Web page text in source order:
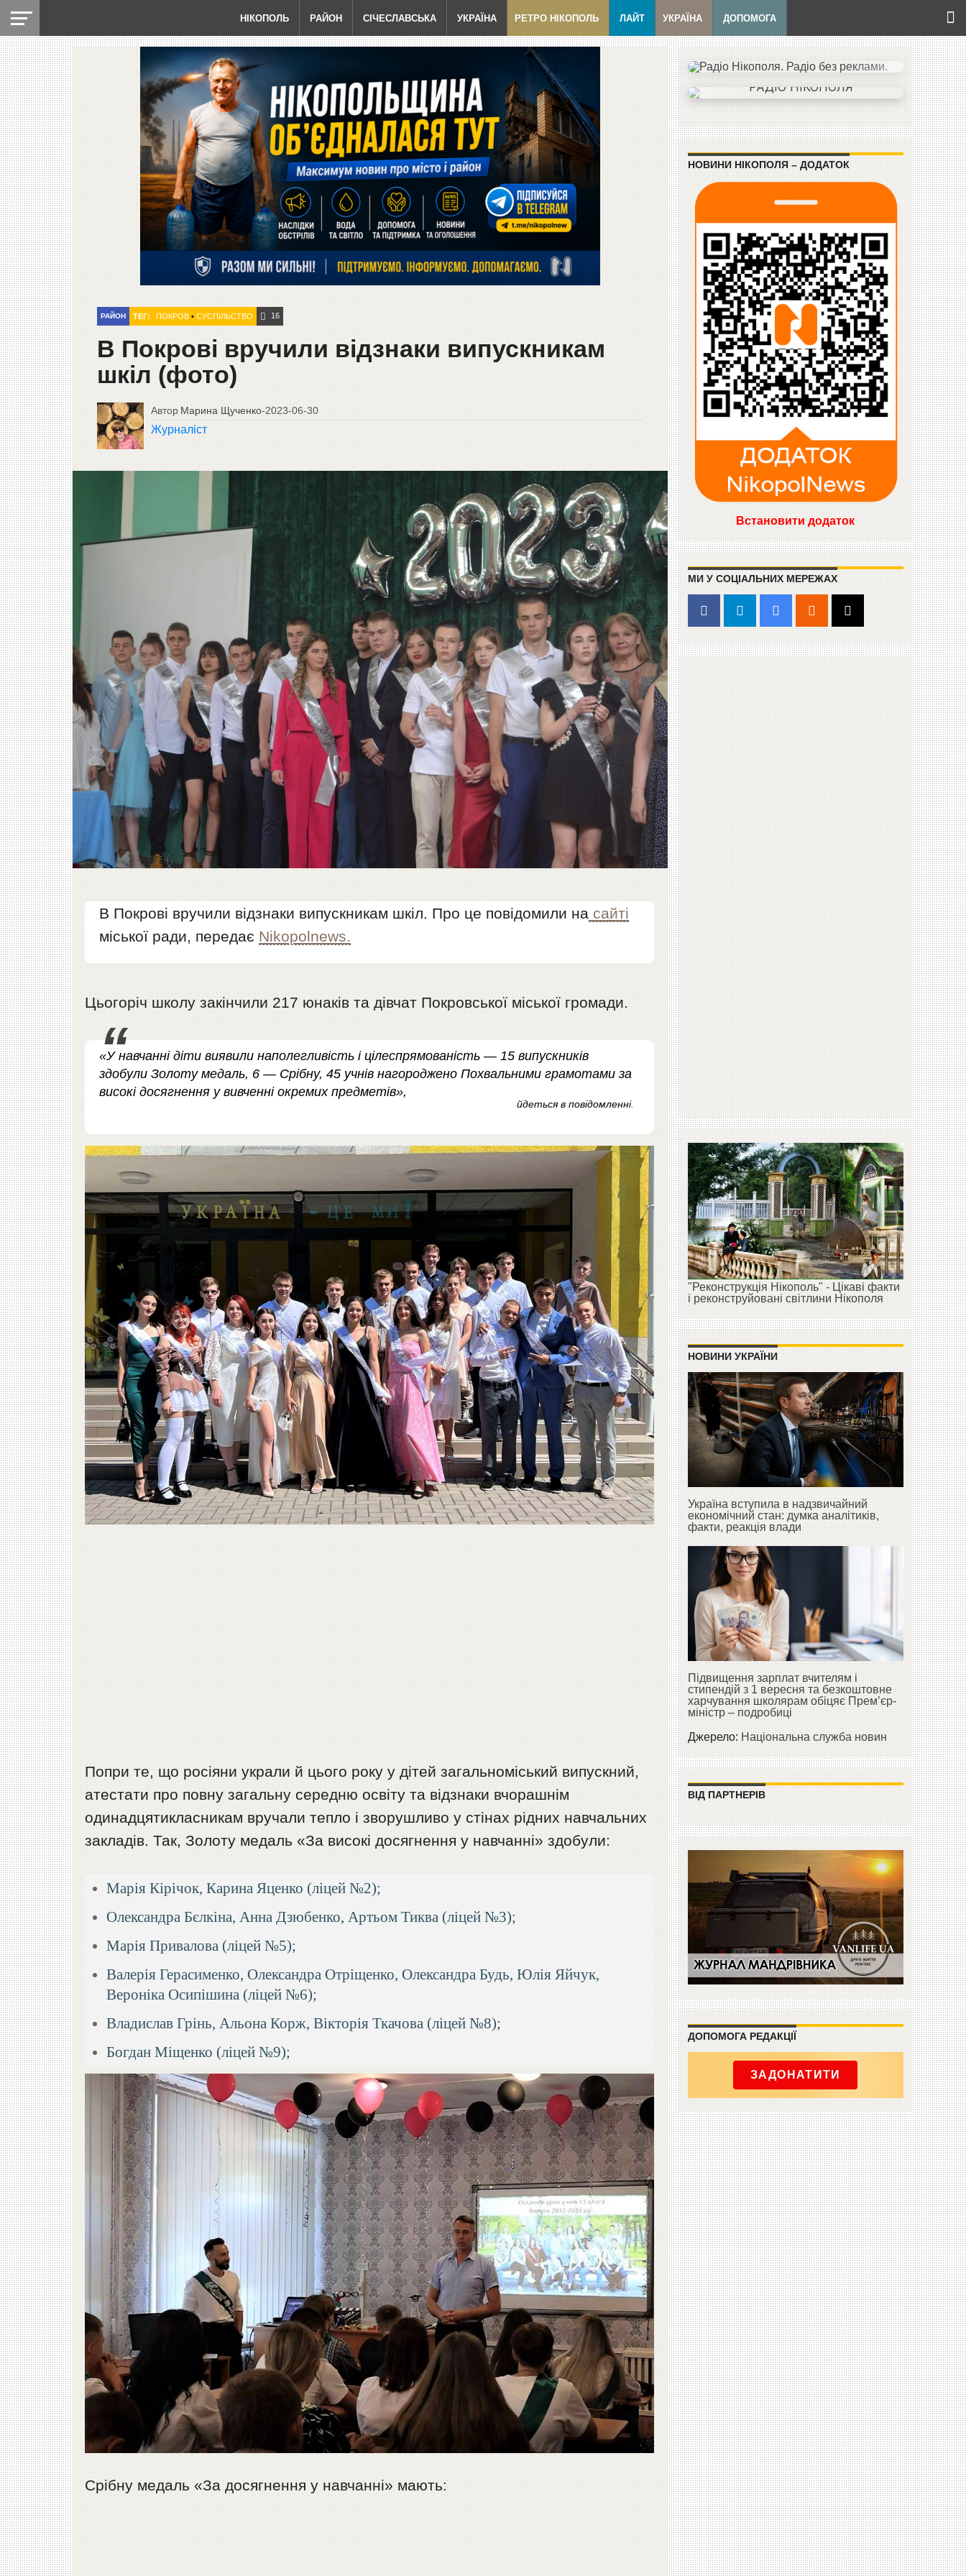
НІКОПОЛЬ РАЙОН СІЧЕСЛАВСЬКА УКРАЇНА РЕТРО НІКОПОЛЬ ЛАЙТ УКРАЇНА ДОПОМОГА
РАЙОН ТЕГ: ПОКРОВ• СУСПІЛЬСТВО 16
В Покрові вручили відзнаки випускникам
шкіл (фото)
Автор Марина Щученко-2023-06-30
Журналіст
В Покрові вручили відзнаки випускникам шкіл. Про це повідомили на сайті
міської ради, передає Nikopolnews.
Цьогоріч школу закінчили 217 юнаків та дівчат Покровської міської громади.
«У навчанні діти виявили наполегливість і цілеспрямованість — 15 випускників
здобули Золоту медаль, 6 — Срібну, 45 учнів нагороджено Похвальними грамотами за
високі досягнення у вивченні окремих предметів»,
йдеться в повідомленні.
Попри те, що росіяни украли й цього року у дітей загальноміський випускний,
атестати про повну загальну середню освіту та відзнаки вчорашнім
одинадцятикласникам вручали тепло і зворушливо у стінах рідних навчальних
закладів. Так, Золоту медаль «За високі досягнення у навчанні» здобули:
Марія Кірічок, Карина Яценко (ліцей №2);
Олександра Бєлкіна, Анна Дзюбенко, Артьом Тиква (ліцей №3);
Марія Привалова (ліцей №5);
Валерія Герасименко, Олександра Отріщенко, Олександра Будь, Юлія Яйчук,
Вероніка Осипішина (ліцей №6);
Владислав Грінь, Альона Корж, Вікторія Ткачова (ліцей №8);
Богдан Міщенко (ліцей №9);
Срібну медаль «За досягнення у навчанні» мають:
НОВИНИ НІКОПОЛЯ – ДОДАТОК
Встановити додаток
МИ У СОЦІАЛЬНИХ МЕРЕЖАХ
"Реконструкція Нікополь" - Цікаві факти
і реконструйовані світлини Нікополя
НОВИНИ УКРАЇНИ
Україна вступила в надзвичайний
економічний стан: думка аналітиків,
факти, реакція влади
Підвищення зарплат вчителям і
стипендій з 1 вересня та безкоштовне
харчування школярам обіцяє Прем’єр-
міністр – подробиці
Джерело:Національна служба новин
ВІД ПАРТНЕРІВ
ДОПОМОГА РЕДАКЦІЇ
ЗАДОНАТИТИ